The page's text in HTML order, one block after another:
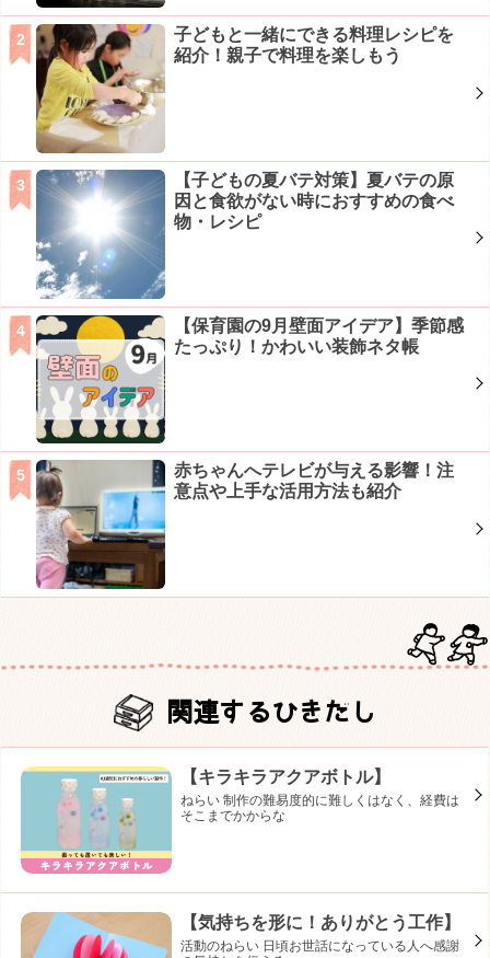
子どもと一緒にできる料理レシピを
紹介！親子で料理を楽しもう
【子どもの夏バテ対策】夏バテの原
因と食欲がない時におすすめの食べ
物・レシピ
【保育園の9月壁面アイデア】季節感
たっぷり！かわいい装飾ネタ帳
赤ちゃんへテレビが与える影響！注
意点や上手な活用方法も紹介
関連するひきだし
【キラキラアクアボトル】
ねらい 制作の難易度的に難しくはなく、経費は
そこまでかからな
【気持ちを形に！ありがとう工作】
活動のねらい 日頃お世話になっている人へ感謝